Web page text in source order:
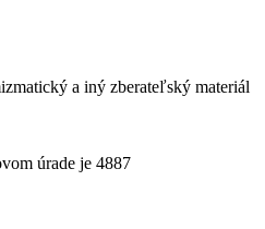
a iný zberateľský materiál
úrade je 4887